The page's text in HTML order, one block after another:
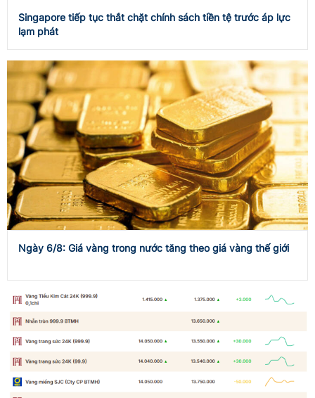
Singapore tiếp tục thắt chặt chính sách tiền tệ trước áp lực
lạm phát
Ngày 6/8: Giá vàng trong nước tăng theo giá vàng thế giới